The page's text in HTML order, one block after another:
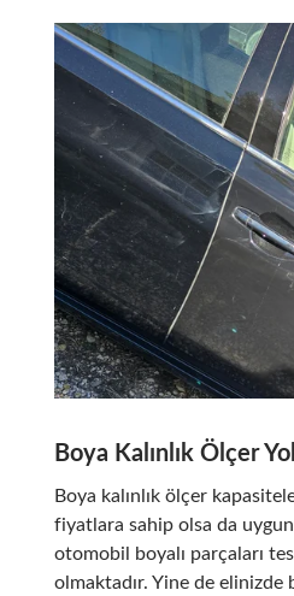
Boya Kalınlık Ölçer
Boya kalınlık ölçer
fiyatlara sahip olsa da
otomobil boyalı parçaları
olmaktadır. Yine de elinizde